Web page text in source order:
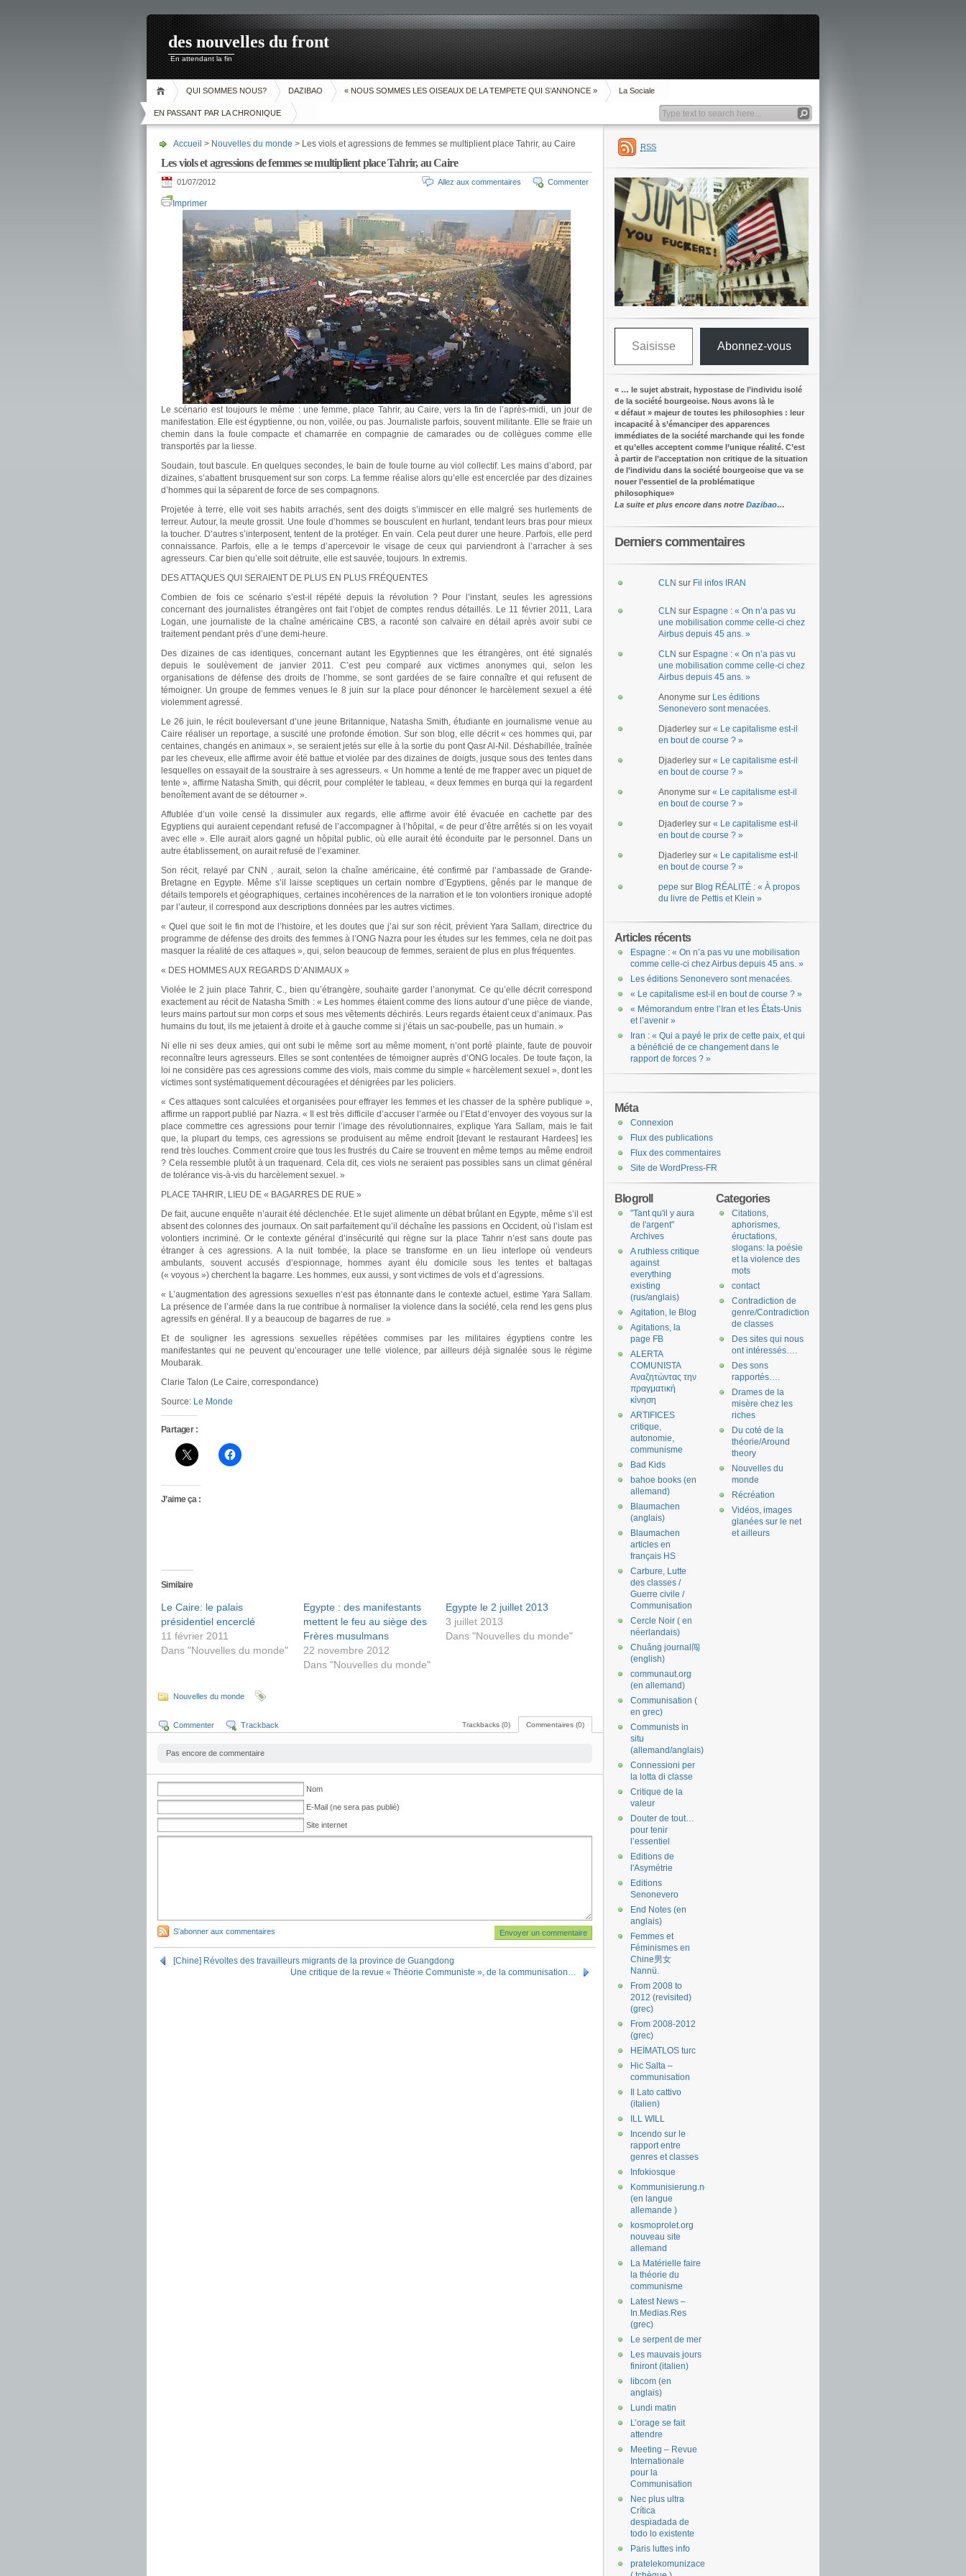
des nouvelles du front
En attendant la fin
QUI SOMMES NOUS? DAZIBAO « NOUS SOMMES LES OISEAUX DE LA TEMPETE QUI S’ANNONCE » La Sociale
EN PASSANT PAR LA CHRONIQUE
Accueil > Nouvelles du monde > Les viols et agressions de femmes se multiplient place Tahrir, au Caire
Les viols et agressions de femmes se multiplient place Tahrir, au Caire
01/07/2012 Commenter
Allez aux commentaires
Imprimer
Le scénario est toujours le même : une femme, place Tahrir, au Caire, vers la fin de l’après-midi, un jour de
manifestation. Elle est égyptienne, ou non, voilée, ou pas. Journaliste parfois, souvent militante. Elle se fraie un
chemin dans la foule compacte et chamarrée en compagnie de camarades ou de collègues comme elle
transportés par la liesse.
Soudain, tout bascule. En quelques secondes, le bain de foule tourne au viol collectif. Les mains d’abord, par
dizaines, s’abattent brusquement sur son corps. La femme réalise alors qu’elle est encerclée par des dizaines
d’hommes qui la séparent de force de ses compagnons.
Projetée à terre, elle voit ses habits arrachés, sent des doigts s’immiscer en elle malgré ses hurlements de
terreur. Autour, la meute grossit. Une foule d’hommes se bousculent en hurlant, tendant leurs bras pour mieux
la toucher. D’autres s’interposent, tentent de la protéger. En vain. Cela peut durer une heure. Parfois, elle perd
connaissance. Parfois, elle a le temps d’apercevoir le visage de ceux qui parviendront à l’arracher à ses
agresseurs. Car bien qu’elle soit détruite, elle est sauvée, toujours. In extremis.
DES ATTAQUES QUI SERAIENT DE PLUS EN PLUS FRÉQUENTES
Combien de fois ce scénario s’est-il répété depuis la révolution ? Pour l’instant, seules les agressions
concernant des journalistes étrangères ont fait l’objet de comptes rendus détaillés. Le 11 février 2011, Lara
Logan, une journaliste de la chaîne américaine CBS, a raconté son calvaire en détail après avoir subi ce
traitement pendant près d’une demi-heure.
Des dizaines de cas identiques, concernant autant les Egyptiennes que les étrangères, ont été signalés
depuis le soulèvement de janvier 2011. C’est peu comparé aux victimes anonymes qui, selon les
organisations de défense des droits de l’homme, se sont gardées de se faire connaître et qui refusent de
témoigner. Un groupe de femmes venues le 8 juin sur la place pour dénoncer le harcèlement sexuel a été
violemment agressé.
Le 26 juin, le récit bouleversant d’une jeune Britannique, Natasha Smith, étudiante en journalisme venue au
Caire réaliser un reportage, a suscité une profonde émotion. Sur son blog, elle décrit « ces hommes qui, par
centaines, changés en animaux », se seraient jetés sur elle à la sortie du pont Qasr Al-Nil. Déshabillée, traînée
par les cheveux, elle affirme avoir été battue et violée par des dizaines de doigts, jusque sous des tentes dans
lesquelles on essayait de la soustraire à ses agresseurs. « Un homme a tenté de me frapper avec un piquet de
tente », affirme Natasha Smith, qui décrit, pour compléter le tableau, « deux femmes en burqa qui la regardent
benoîtement avant de se détourner ».
Affublée d’un voile censé la dissimuler aux regards, elle affirme avoir été évacuée en cachette par des
Egyptiens qui auraient cependant refusé de l’accompagner à l’hôpital, « de peur d’être arrêtés si on les voyait
avec elle ». Elle aurait alors gagné un hôpital public, où elle aurait été éconduite par le personnel. Dans un
autre établissement, on aurait refusé de l’examiner.
Son récit, relayé par CNN , aurait, selon la chaîne américaine, été confirmé par l’ambassade de Grande-
Bretagne en Egypte. Même s’il laisse sceptiques un certain nombre d’Egyptiens, gênés par le manque de
détails temporels et géographiques, certaines incohérences de la narration et le ton volontiers ironique adopté
par l’auteur, il correspond aux descriptions données par les autres victimes.
« Quel que soit le fin mot de l’histoire, et les doutes que j’ai sur son récit, prévient Yara Sallam, directrice du
programme de défense des droits des femmes à l’ONG Nazra pour les études sur les femmes, cela ne doit pas
masquer la réalité de ces attaques », qui, selon beaucoup de femmes, seraient de plus en plus fréquentes.
« DES HOMMES AUX REGARDS D’ANIMAUX »
Violée le 2 juin place Tahrir, C., bien qu’étrangère, souhaite garder l’anonymat. Ce qu’elle décrit correspond
exactement au récit de Natasha Smith : « Les hommes étaient comme des lions autour d’une pièce de viande,
leurs mains partout sur mon corps et sous mes vêtements déchirés. Leurs regards étaient ceux d’animaux. Pas
humains du tout, ils me jetaient à droite et à gauche comme si j’étais un sac-poubelle, pas un humain. »
Ni elle ni ses deux amies, qui ont subi le même sort au même moment, n’ont porté plainte, faute de pouvoir
reconnaître leurs agresseurs. Elles se sont contentées de témoigner auprès d’ONG locales. De toute façon, la
loi ne considère pas ces agressions comme des viols, mais comme du simple « harcèlement sexuel », dont les
victimes sont systématiquement découragées et dénigrées par les policiers.
« Ces attaques sont calculées et organisées pour effrayer les femmes et les chasser de la sphère publique »,
affirme un rapport publié par Nazra. « Il est très difficile d’accuser l’armée ou l’Etat d’envoyer des voyous sur la
place commettre ces agressions pour ternir l’image des révolutionnaires, explique Yara Sallam, mais le fait
que, la plupart du temps, ces agressions se produisent au même endroit [devant le restaurant Hardees] les
rend très louches. Comment croire que tous les frustrés du Caire se trouvent en même temps au même endroit
? Cela ressemble plutôt à un traquenard. Cela dit, ces viols ne seraient pas possibles sans un climat général
de tolérance vis-à-vis du harcèlement sexuel. »
PLACE TAHRIR, LIEU DE « BAGARRES DE RUE »
De fait, aucune enquête n’aurait été déclenchée. Et le sujet alimente un débat brûlant en Egypte, même s’il est
absent des colonnes des journaux. On sait parfaitement qu’il déchaîne les passions en Occident, où l’islam est
volontiers incriminé. Or le contexte général d’insécurité qui règne sur la place Tahrir n’est sans doute pas
étranger à ces agressions. A la nuit tombée, la place se transforme en un lieu interlope où vendeurs
ambulants, souvent accusés d’espionnage, hommes ayant élu domicile sous les tentes et baltagas
(« voyous ») cherchent la bagarre. Les hommes, eux aussi, y sont victimes de vols et d’agressions.
« L’augmentation des agressions sexuelles n’est pas étonnante dans le contexte actuel, estime Yara Sallam.
La présence de l’armée dans la rue contribue à normaliser la violence dans la société, cela rend les gens plus
agressifs en général. Il y a beaucoup de bagarres de rue. »
Et de souligner les agressions sexuelles répétées commises par les militaires égyptiens contre les
manifestantes qui ne peuvent qu’encourager une telle violence, par ailleurs déjà signalée sous le régime
Moubarak.
Clarie Talon (Le Caire, correspondance)
Source: Le Monde
Partager :
J’aime ça :
Similaire
Le Caire: le palais
présidentiel encerclé
11 février 2011
Dans "Nouvelles du monde"
Egypte : des manifestants
mettent le feu au siège des
Frères musulmans
22 novembre 2012
Dans "Nouvelles du monde"
Egypte le 2 juillet 2013
3 juillet 2013
Dans "Nouvelles du monde"
Nouvelles du monde
Commentaires (0)
Trackbacks (0)
Commenter Trackback
Pas encore de commentaire
Nom
E-Mail (ne sera pas publié)
Site internet
S'abonner aux commentaires
[Chine] Révoltes des travailleurs migrants de la province de Guangdong
Une critique de la revue « Théorie Communiste », de la communisation…
RSS
Saisissez votre adresse e-mail…
Abonnez-vous
« … le sujet abstrait, hypostase de l’individu isolé
de la société bourgeoise. Nous avons là le
« défaut » majeur de toutes les philosophies : leur
incapacité à s’émanciper des apparences
immédiates de la société marchande qui les fonde
et qu’elles acceptent comme l’unique réalité. C’est
à partir de l’acceptation non critique de la situation
de l’individu dans la société bourgeoise que va se
nouer l’essentiel de la problématique
philosophique»
La suite et plus encore dans notre Dazibao…
Derniers commentaires
CLN sur Fil infos IRAN
CLN sur Espagne : « On n’a pas vu
une mobilisation comme celle-ci chez
Airbus depuis 45 ans. »
CLN sur Espagne : « On n’a pas vu
une mobilisation comme celle-ci chez
Airbus depuis 45 ans. »
Anonyme sur Les éditions
Senonevero sont menacées.
Djaderley sur « Le capitalisme est-il
en bout de course ? »
Djaderley sur « Le capitalisme est-il
en bout de course ? »
Anonyme sur « Le capitalisme est-il
en bout de course ? »
Djaderley sur « Le capitalisme est-il
en bout de course ? »
Djaderley sur « Le capitalisme est-il
en bout de course ? »
pepe sur Blog RÉALITÉ : « À propos
du livre de Pettis et Klein »
Articles récents
Espagne : « On n’a pas vu une mobilisation
comme celle-ci chez Airbus depuis 45 ans. »
Les éditions Senonevero sont menacées.
« Le capitalisme est-il en bout de course ? »
« Mémorandum entre l’Iran et les États-Unis
et l’avenir »
Iran : « Qui a payé le prix de cette paix, et qui
a bénéficié de ce changement dans le
rapport de forces ? »
Méta
Connexion
Flux des publications
Flux des commentaires
Site de WordPress-FR
Categories
Citations,
aphorismes,
éructations,
slogans: la poésie
et la violence des
mots
contact
Contradiction de
genre/Contradiction
de classes
Des sites qui nous
ont intéressés….
Des sons
rapportés….
Drames de la
misère chez les
riches
Du coté de la
théorie/Around
theory
Nouvelles du
monde
Récréation
Vidéos, images
glanées sur le net
et ailleurs
Blogroll
"Tant qu'il y aura
de l'argent"
Archives
A ruthless critique
against
everything
existing
(rus/anglais)
Agitation, le Blog
Agitations, la
page FB
ALERTA
COMUNISTA
Αναζητώντας την
πραγματική
κίνηση
ARTIFICES
critique,
autonomie,
communisme
Bad Kids
bahoe books (en
allemand)
Blaumachen
(anglais)
Blaumachen
articles en
français HS
Carbure, Lutte
des classes /
Guerre civile /
Communisation
Cercle Noir ( en
néerlandais)
Chuǎng journal闯
(english)
communaut.org
(en allemand)
Communisation (
en grec)
Communists in
situ
(allemand/anglais)
Connessioni per
la lotta di classe
Critique de la
valeur
Douter de tout…
pour tenir
l’essentiel
Editions de
l'Asymétrie
Editions
Senonevero
End Notes (en
anglais)
Femmes et
Féminismes en
Chine男女
Nannü.
From 2008 to
2012 (revisited)
(grec)
From 2008-2012
(grec)
HEİMATLOS turc
Hic Salta –
communisation
Il Lato cattivo
(italien)
ILL WILL
Incendo sur le
rapport entre
genres et classes
Infokiosque
Kommunisierung.net
(en langue
allemande )
kosmoprolet.org
nouveau site
allemand
La Matérielle faire
la théorie du
communisme
Latest News –
In.Medias.Res
(grec)
Le serpent de mer
Les mauvais jours
finiront (italien)
libcom (en
anglais)
Lundi matin
L’orage se fait
attendre
Meeting – Revue
Internationale
pour la
Communisation
Nec plus ultra
Crítica
despiadada de
todo lo existente
Paris luttes info
pratelekomunizace